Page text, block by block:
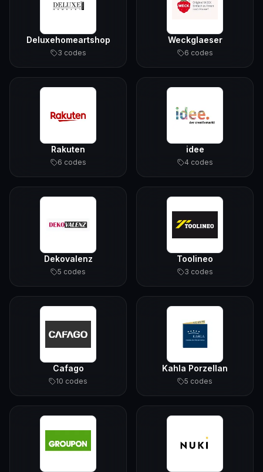
Deluxehomeartshop
3 codes
Weckglaeser
6 codes
Rakuten
6 codes
idee
4 codes
Dekovalenz
5 codes
Toolineo
3 codes
Cafago
10 codes
Kahla Porzellan
5 codes